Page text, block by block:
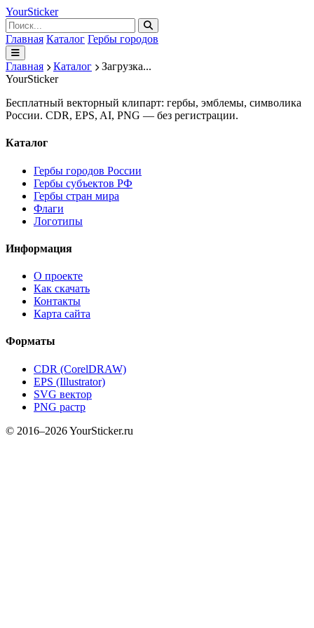
YourSticker
Главная Каталог Гербы городов
Главная Каталог
Загрузка...
YourSticker
Бесплатный векторный клипарт: гербы, эмблемы, символика
России. CDR, EPS, AI, PNG — без регистрации.
Каталог
Гербы городов России
Гербы субъектов РФ
Гербы стран мира
Флаги
Логотипы
Информация
О проекте
Как скачать
Контакты
Карта сайта
Форматы
CDR (CorelDRAW)
EPS (Illustrator)
SVG вектор
PNG растр
© 2016–2026 YourSticker.ru